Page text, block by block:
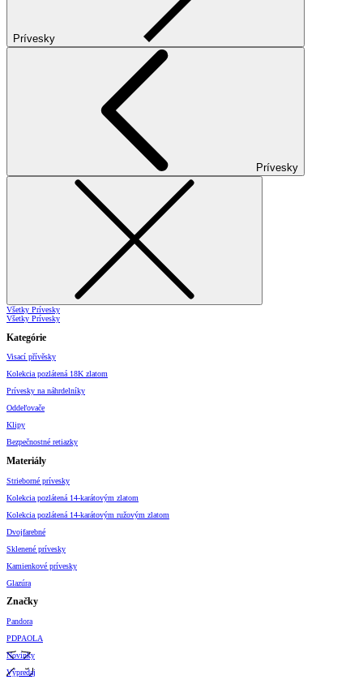
Prívesky
Prívesky
Všetky Prívesky
Všetky Prívesky
Kategórie
Visací přívěsky
Kolekcia pozlátená 18K zlatom
Prívesky na náhrdelníky
Oddeľovače
Klipy
Bezpečnostné retiazky
Materiály
Strieborné prívesky
Kolekcia pozlátená 14-karátovým zlatom
Kolekcia pozlátená 14-karátovým ružovým zlatom
Dvojfarebné
Sklenené prívesky
Kamienkové prívesky
Glazúra
Značky
Pandora
PDPAOLA
Novinky
Výpredaj